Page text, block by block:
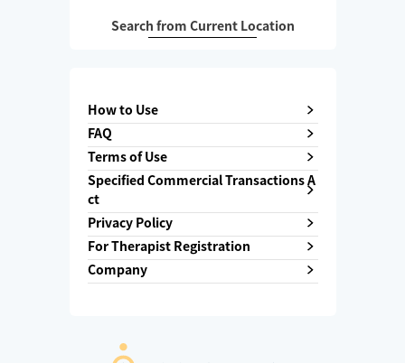
Search from Current Location
How to Use
FAQ
Terms of Use
Specified Commercial Transactions A
ct
Privacy Policy
For Therapist Registration
Company